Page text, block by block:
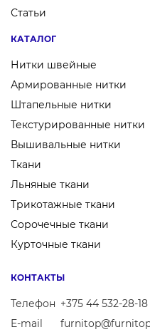
Статьи
КАТАЛОГ
Нитки швейные
Армированные нитки
Штапельные нитки
Текстурированные нитки
Вышивальные нитки
Ткани
Льняные ткани
Трикотажные ткани
Сорочечные ткани
Курточные ткани
КОНТАКТЫ
Телефон +375 44 532-28-18
E-mail